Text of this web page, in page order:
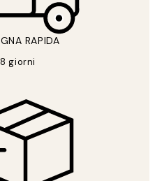
RAPIDA
giorni